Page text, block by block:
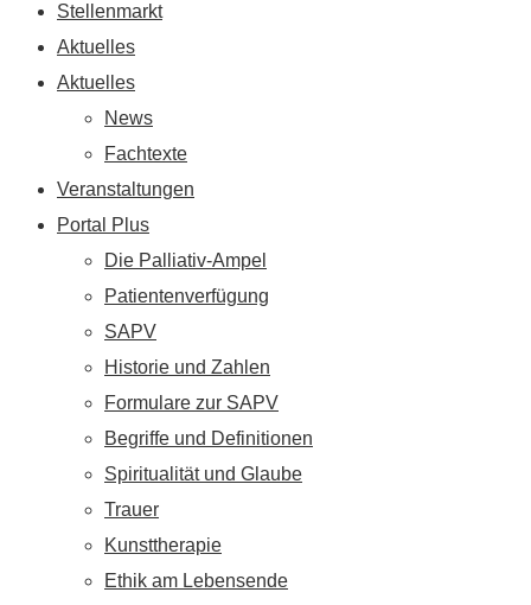
Stellenmarkt
Aktuelles
Aktuelles
News
Fachtexte
Veranstaltungen
Portal Plus
Die Palliativ-Ampel
Patientenverfügung
SAPV
Historie und Zahlen
Formulare zur SAPV
Begriffe und Definitionen
Spiritualität und Glaube
Trauer
Kunsttherapie
Ethik am Lebensende